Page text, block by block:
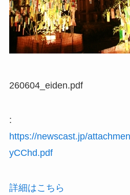
260604_eiden.pdf
:
https://newscast.jp/
yCChd.pdf
詳細はこちら